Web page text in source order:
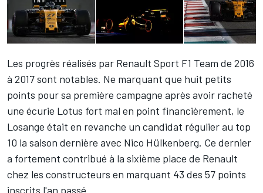
Les progrès réalisés par Renault Sport F1 Team de 2016
à 2017 sont notables. Ne marquant que huit petits
points pour sa première campagne après avoir racheté
une écurie Lotus fort mal en point financièrement, le
Losange était en revanche un candidat régulier au top
10 la saison dernière avec Nico Hülkenberg. Ce dernier
a fortement contribué à la sixième place de Renault
chez les constructeurs en marquant 43 des 57 points
inscrits l'an passé.